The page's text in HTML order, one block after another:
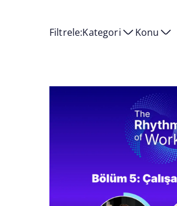
Filtrele:Kategori Konu